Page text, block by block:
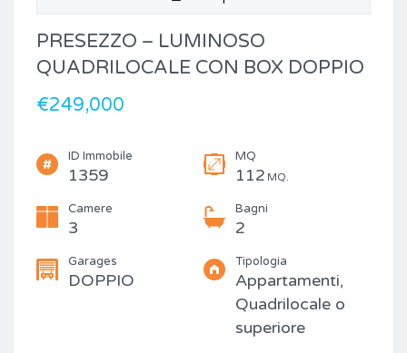
PRESEZZO – LUMINOSO
QUADRILOCALE CON BOX DOPPIO
€249,000
ID Immobile
1359
MQ
112 MQ.
Camere
3
Bagni
2
Garages
DOPPIO
Tipologia
Appartamenti,
Quadrilocale o
superiore